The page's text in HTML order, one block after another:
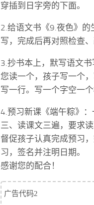
穿插到日字旁的下面。
2.给语文书《9.夜色》
写，完成后再对照检查、
3.抄书本上，默写语文
您读一个，孩子写一个
写一行。写一个字空一个
4.预习新课《端午粽》：
三、读课文三遍，要求
督促孩子认真完成预习
习，签名并注明日期。
感谢您的配合！
广告代码2